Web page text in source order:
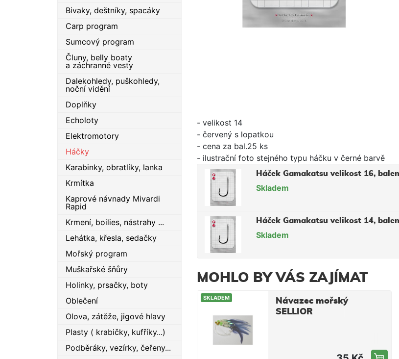
Bivaky, deštníky, spacáky
Carp program
Sumcový program
Čluny, belly boaty
a záchranné vesty
Dalekohledy, puškohledy,
noční vidění
Doplňky
Echoloty
Elektromotory
Háčky
Karabinky, obratlíky, lanka
Krmítka
Kaprové návnady Mivardi
Rapid
Krmení, boilies, nástrahy ...
Lehátka, křesla, sedačky
Mořský program
Muškařské šňůry
Holinky, prsačky, boty
Oblečení
Olova, zátěže, jigové hlavy
Plasty ( krabičky, kufříky...)
Podběráky, vezírky, čeřeny...
- velikost 14
- červený s lopatkou
- cena za bal.25 ks
- ilustrační foto stejného typu háčku v černé barvě
Háček Gamakatsu velikost 16,
Skladem
Háček Gamakatsu velikost 14,
Skladem
MOHLO BY VÁS ZAJÍMAT
SKLADEM
Návazec mořský
SELLIOR